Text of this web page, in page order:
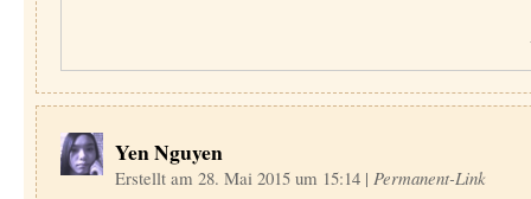
Yen Nguyen
Erstellt am 28. Mai 2015 um 15:14 | Permanent-Link